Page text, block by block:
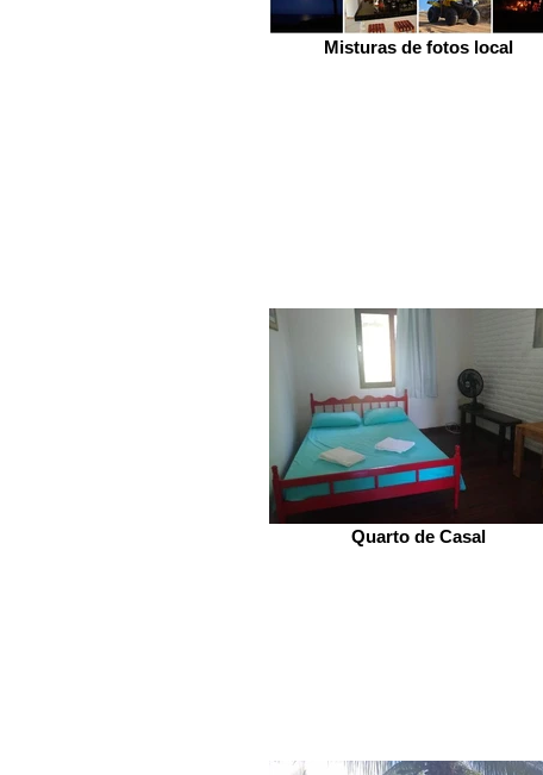
Misturas de fotos local
Quarto de Casal